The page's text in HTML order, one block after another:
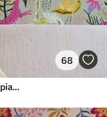
68
Fenicotteri e leopardi luminosi tra le piante tropicali